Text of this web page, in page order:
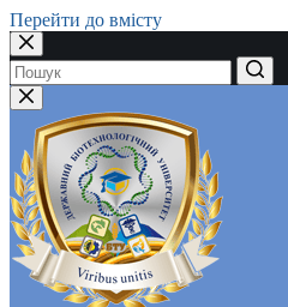
Перейти до вмісту
Немає
результатів